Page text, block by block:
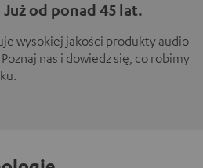
od ponad 45 lat.
wysokiej jakości produkty audio
nas i dowiedz się, co robimy